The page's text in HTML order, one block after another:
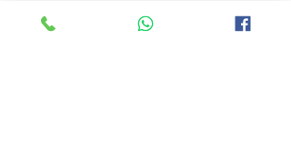
inbox / Tel: 082-4249257